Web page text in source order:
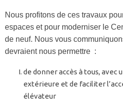
Nous profitons de ces travaux
espaces et pour moderniser le
de neuf. Nous vous
devraient nous permettre :
de donner accès à tous, avec
extérieure et de faciliter
élévateur